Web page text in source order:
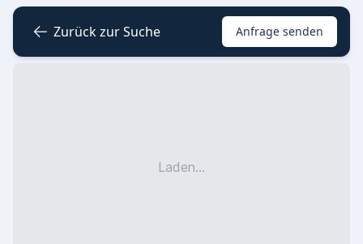
Zurück zur Suche Anfrage senden
Laden...